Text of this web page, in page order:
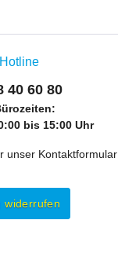
40 60 80
bis 15:00 Uhr
unser Kontaktformular
widerrufen